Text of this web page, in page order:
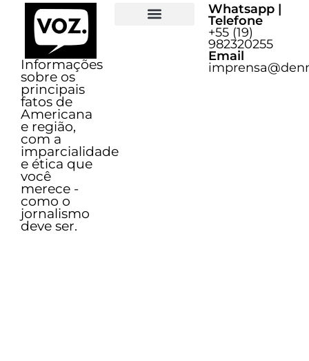
Informações
sobre os
principais
fatos de
Americana
e região,
com a
imparcialidade
e ética que
você
merece -
como o
jornalismo
deve ser.
Whatsapp |
Telefone
+55 (19)
982320255
Email